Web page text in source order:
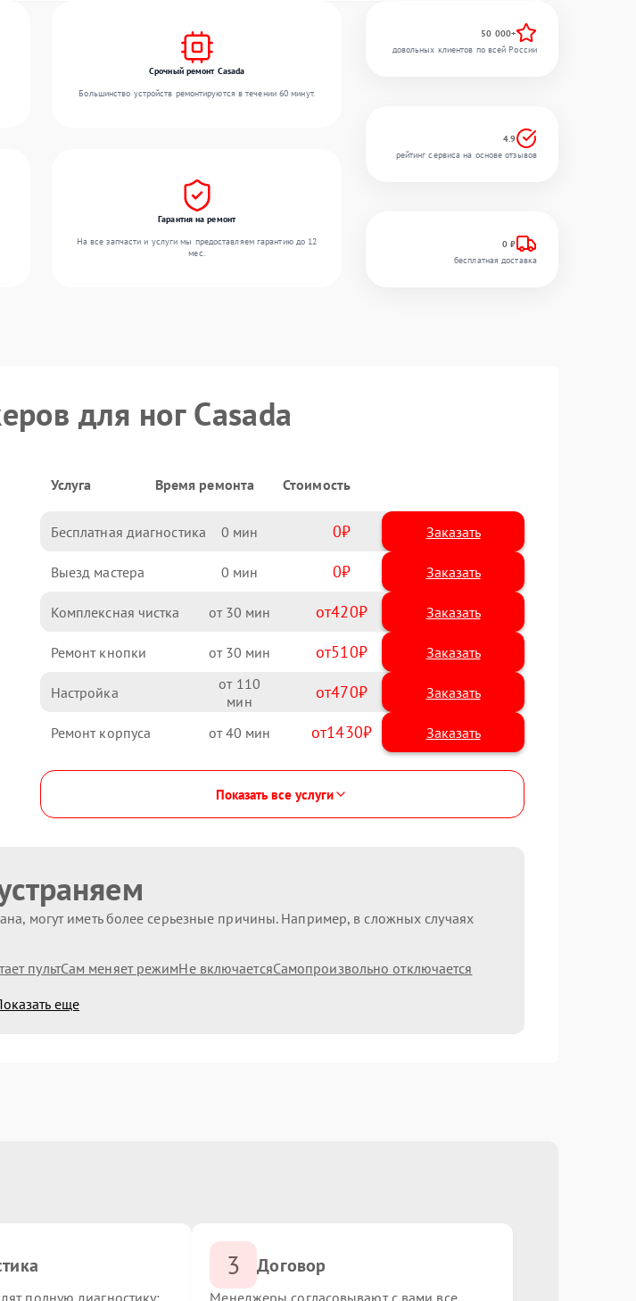
Срочный ремонт Casada
Большинство устройств ремонтируются в течении 60 минут.
Гарантия на ремонт
На все запчасти и услуги мы предоставляем гарантию до 12
мес.
50 000+
довольных клиентов по всей России
4.9
рейтинг сервиса на основе отзывов
0 ₽
бесплатная доставка
для ног Casada
Услуга Время ремонта Стоимость
Бесплатная диагностика 0 0 Заказать
Выезд мастера 0 0 Заказать
Комплексная чистка 30 420
Ремонт кнопки 30 510
Настройка 110 470
Ремонт корпуса 40 1430
Показать все услуги
могут иметь более серьезные причины. Например, в сложных случаях
пультСам меняет режимНе включаетсяСамопроизвольно отключается
еще
полную диагностику:
3 Договор
Менеджеры согласовывают с вами все